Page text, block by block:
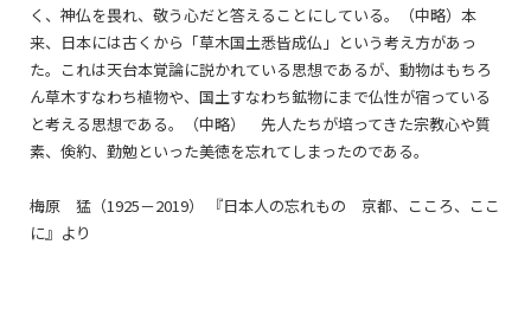
く、神仏を畏れ、敬う心だと答えることにしている。（中略）本
来、日本には古くから「草木国土悉皆成仏」という考え方があっ
た。これは天台本覚論に説かれている思想であるが、動物はもちろ
ん草木すなわち植物や、国土すなわち鉱物にまで仏性が宿っている
と考える思想である。（中略） 先人たちが培ってきた宗教心や質
素、倹約、勤勉といった美徳を忘れてしまったのである。
梅原 猛（1925－2019） 『日本人の忘れもの 京都、こころ、ここ
に』より